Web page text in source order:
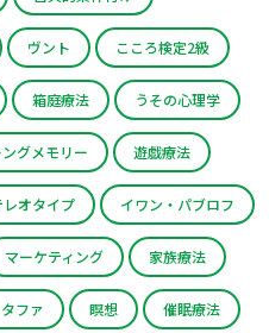
ヴント こころ検定2級
箱庭療法 うその心理学
グメモリー 遊戯療法
レオタイプ イワン・パブロフ
マーケティング 家族療法
ファ 瞑想 催眠療法